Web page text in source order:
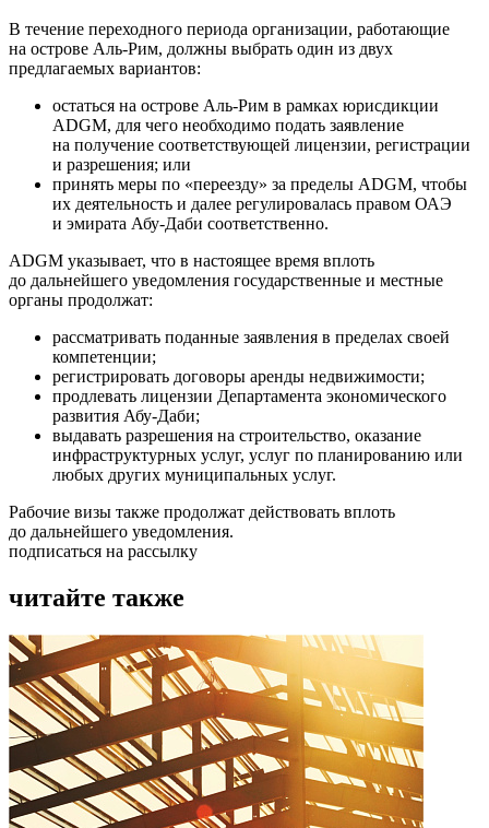
В течение переходного периода организации, работающие
на острове Аль-Рим, должны выбрать один из двух
предлагаемых вариантов:
остаться на острове Аль-Рим в рамках юрисдикции
ADGM, для чего необходимо подать заявление
на получение соответствующей лицензии, регистрации
и разрешения; или
принять меры по «переезду» за пределы ADGM, чтобы
их деятельность и далее регулировалась правом ОАЭ
и эмирата Абу-Даби соответственно.
ADGM указывает, что в настоящее время вплоть
до дальнейшего уведомления государственные и местные
органы продолжат:
рассматривать поданные заявления в пределах своей
компетенции;
регистрировать договоры аренды недвижимости;
продлевать лицензии Департамента экономического
развития Абу-Даби;
выдавать разрешения на строительство, оказание
инфраструктурных услуг, услуг по планированию или
любых других муниципальных услуг.
Рабочие визы также продолжат действовать вплоть
до дальнейшего уведомления.
подписаться на рассылку
читайте также